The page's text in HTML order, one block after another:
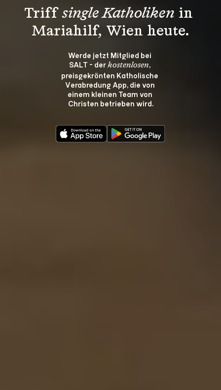
Triff single Katholiken in
Mariahilf, Wien heute.
Werde jetzt Mitglied bei
SALT - der kostenlosen,
preisgekrönten Katholische
Verabredung App, die von
einem kleinen Team von
Christen betrieben wird.